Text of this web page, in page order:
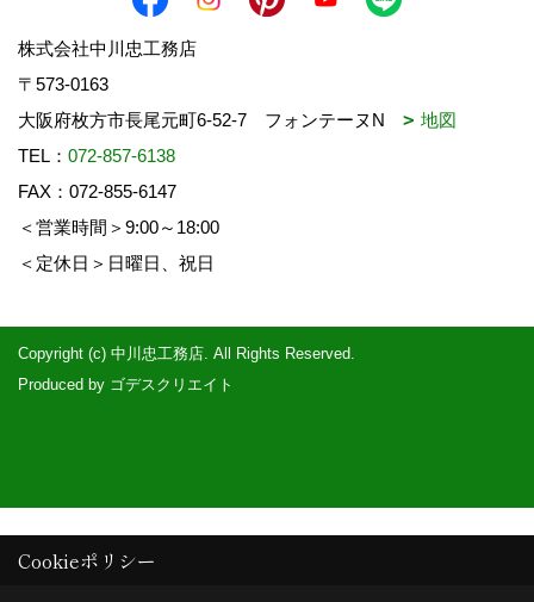
株式会社中川忠工務店
〒573-0163
大阪府枚方市長尾元町6-52-7 フォンテーヌN
地図
TEL： 072-857-6138
FAX：072-855-6147
＜営業時間＞9:00～18:00
＜定休日＞日曜日、祝日
Copyright (c) 中川忠工務店. All Rights Reserved.
Produced by ゴデスクリエイト
Cookieポリシー